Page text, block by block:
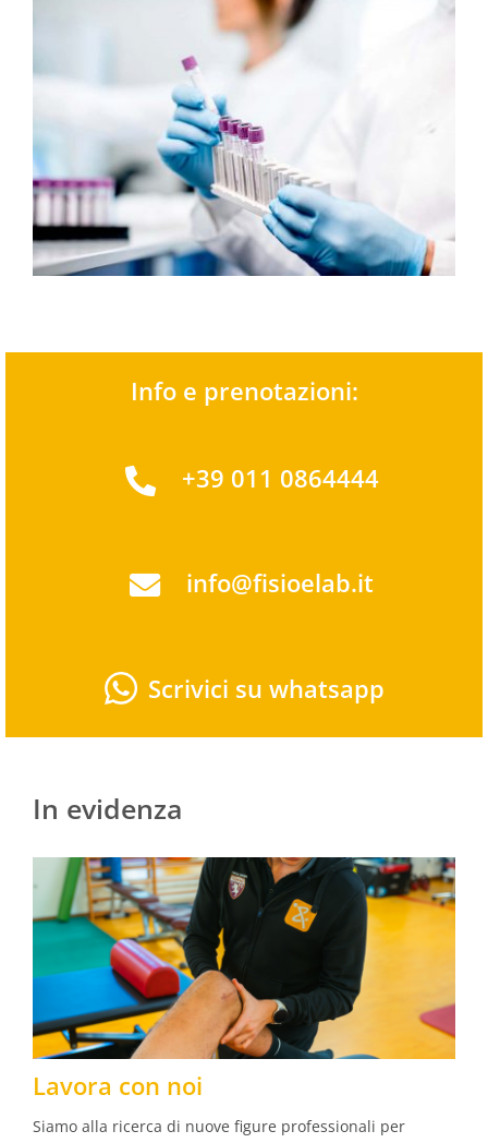
Info e prenotazioni:
+39 011 0864444
info@fisioelab.it
Scrivici su whatsapp
In evidenza
Lavora con noi
Siamo alla ricerca di nuove figure professionali per